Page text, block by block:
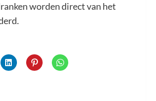
worden direct van het